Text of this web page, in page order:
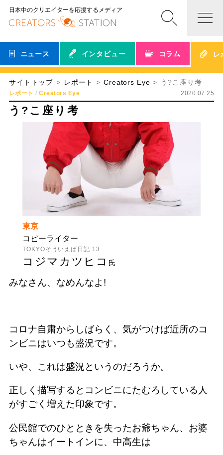
日本中のクリエイターを応援するメディア
ニュース インタビュー コラム レ
サイトトップ レポート Creators Eye う?こ座り考
レポート Creators Eye 2020.07.25
う?こ座り考
東京
コピーライター
TOKYOそういえば日記 13
コジマカツヒコ 氏
みなさん、なめんなよ!
コロナ自粛からしばらく、気がつけば近所のコ
ンビニはいつも盛況です。
いや、これは盛況というのだろうか。
正しく描写するとコンビニにたむろしている人
がすごく増えた印象です。
公民館でのひとときを失ったお爺ちゃん、お婆
ちゃんはイートインに、中高生は